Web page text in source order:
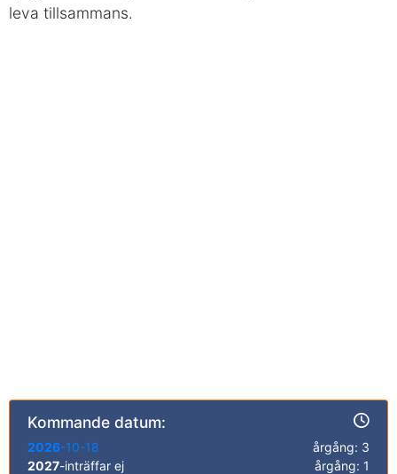
leva tillsammans.
Kommande datum:
2026-10-18
årgång: 3
2027-inträffar ej
årgång: 1